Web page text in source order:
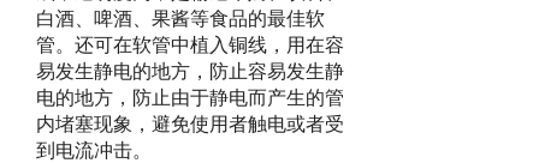
白酒、啤酒、果酱等食品的最佳软
管。还可在软管中植入铜线，用在容
易发生静电的地方，防止容易发生静
电的地方，防止由于静电而产生的管
内堵塞现象，避免使用者触电或者受
到电流冲击。